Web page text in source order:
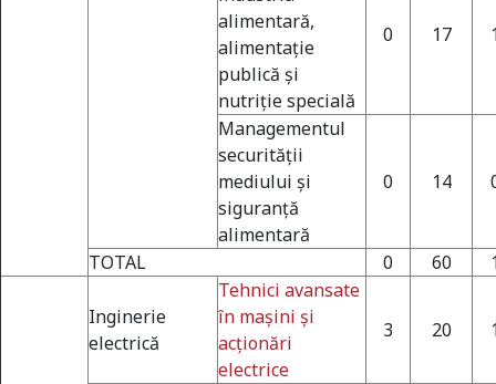
alimentară,
alimentaţie
publică şi
nutriţie specială
0 17
Managementul
securității
mediului și
siguranță
alimentară
0 14
TOTAL 0 60
Inginerie
electrică
Tehnici avansate
în maşini şi
acţionări
electrice
3 20